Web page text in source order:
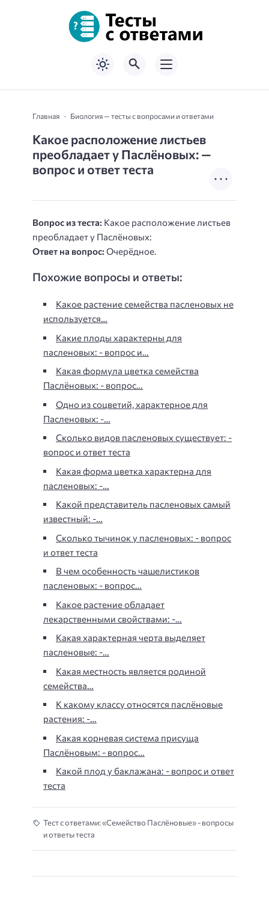
Главная Биология — тесты с вопросами и ответами
Какое расположение листьев
преобладает у Паслёновых: —
вопрос и ответ теста
Вопрос из теста: Какое расположение листьев
преобладает у Паслёновых:
Ответ на вопрос: Очерёдное.
Похожие вопросы и ответы:
Какое растение семейства пасленовых не
используется…
Какие плоды характерны для
пасленовых: - вопрос и…
Какая формула цветка семейства
Паслёновых: - вопрос…
Одно из соцветий, характерное для
Пасленовых: -…
Сколько видов пасленовых существует: -
вопрос и ответ теста
Какая форма цветка характерна для
пасленовых: -…
Какой представитель пасленовых самый
известный: -…
Сколько тычинок у пасленовых: - вопрос
и ответ теста
В чем особенность чашелистиков
пасленовых: - вопрос…
Какое растение обладает
лекарственными свойствами: -…
Какая характерная черта выделяет
пасленовые: -…
Какая местность является родиной
семейства…
К какому классу относятся паслёновые
растения: -…
Какая корневая система присуща
Паслёновым: - вопрос…
Какой плод у баклажана: - вопрос и ответ
теста
Тест с ответами: «Семейство Паслёновые» - вопросы
и ответы теста